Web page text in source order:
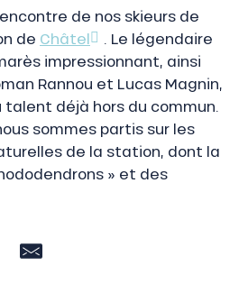
de nos skieurs de
de Châtel
. Le légendaire
impressionnant, ainsi
Rannou et Lucas Magnin,
talent déjà hors du commun.
sommes partis sur les
de la station, dont la
» et des